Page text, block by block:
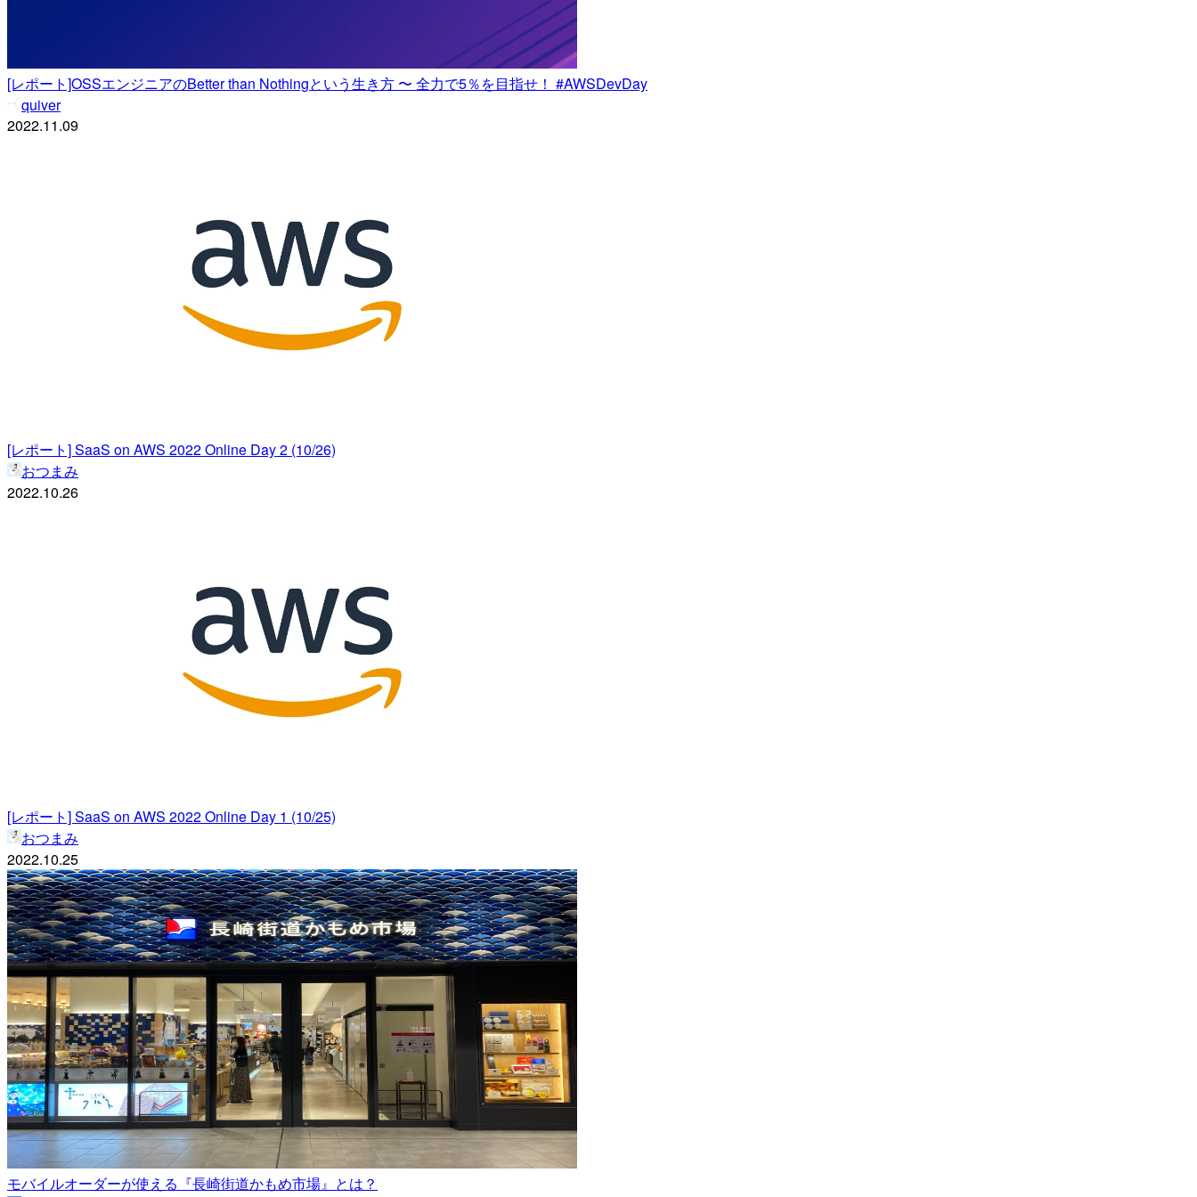
[レポート]OSSエンジニアのBetter than Nothingという生き方 〜 全力で5％を目指せ！ #AWSDevDay
quiver
2022.11.09
[レポート] SaaS on AWS 2022 Online Day 2 (10/26)
おつまみ
2022.10.26
[レポート] SaaS on AWS 2022 Online Day 1 (10/25)
おつまみ
2022.10.25
モバイルオーダーが使える『長崎街道かもめ市場』とは？